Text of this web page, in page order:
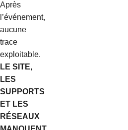
Après
l’événement,
aucune
trace
exploitable.
LE SITE,
LES
SUPPORTS
ET LES
RÉSEAUX